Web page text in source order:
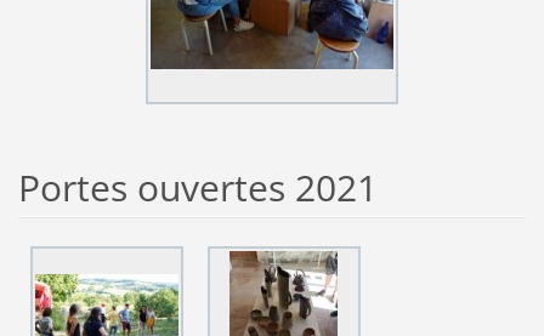
Portes ouvertes 2021